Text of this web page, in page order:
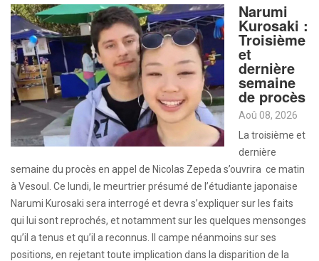
Narumi
Kurosaki :
Troisième
et
dernière
semaine
de procès
Aoû 08, 2026
La troisième et
dernière
semaine du procès en appel de Nicolas Zepeda s’ouvrira ce matin
à Vesoul. Ce lundi, le meurtrier présumé de l’étudiante japonaise
Narumi Kurosaki sera interrogé et devra s’expliquer sur les faits
qui lui sont reprochés, et notamment sur les quelques mensonges
qu’il a tenus et qu’il a reconnus. Il campe néanmoins sur ses
positions, en rejetant toute implication dans la disparition de la